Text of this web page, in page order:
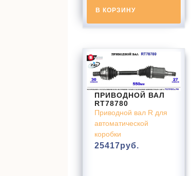
В КОРЗИНУ
ПРИВОДНОЙ ВАЛ
RT78780
Приводной вал R для
автоматической
коробки
25417руб.